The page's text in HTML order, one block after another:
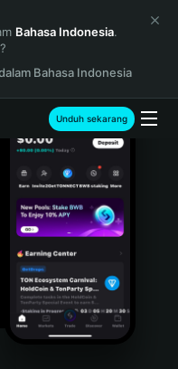
Bahasa Indonesia.
?
Bahasa Indonesia
Unduh sekarang